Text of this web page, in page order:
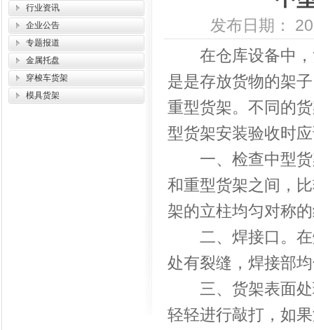
行业资讯
企业公告
专题报道
金属托盘
穿梭车货架
模具货架
发布日期：
在仓库设备中，
是是存放货物的架
重型货架。不同的
型货架安装验收时
一、检查中型货
和重型货架之间，
架的立柱均匀对称
二、焊接口。在
处有裂缝，焊接部
三、货架表面处
轻轻进行敲打，如